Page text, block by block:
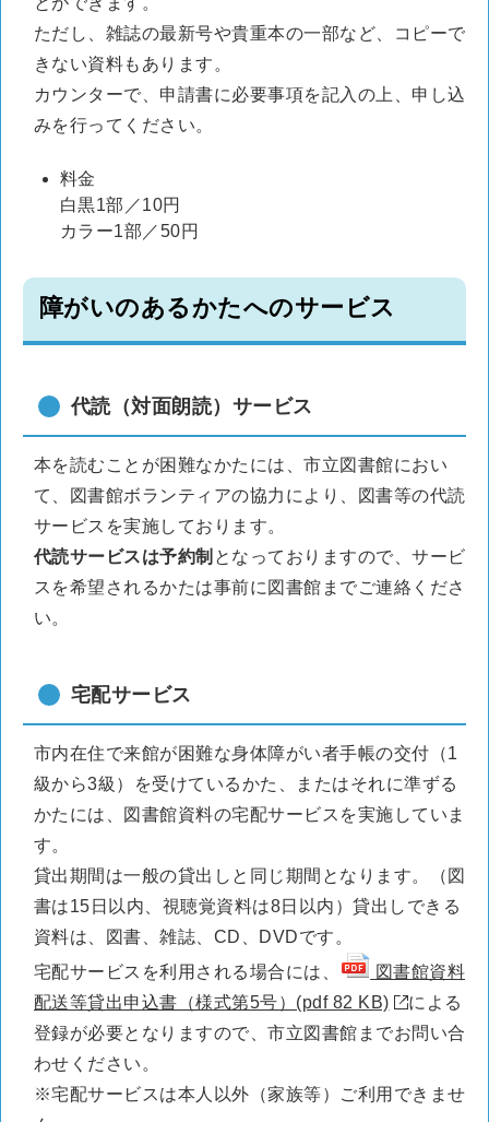
ただし、雑誌の最新号や貴重本の一部など、コピーで
きない資料もあります。
カウンターで、申請書に必要事項を記入の上、申し込
みを行ってください。
料金
白黒1部／10円
カラー1部／50円
障がいのあるかたへのサービス
代読（対面朗読）サービス
本を読むことが困難なかたには、市立図書館におい
て、図書館ボランティアの協力により、図書等の代読
サービスを実施しております。
代読サービスは予約制 となっておりますので、サービ
スを希望されるかたは事前に図書館までご連絡くださ
い。
宅配サービス
市内在住で来館が困難な身体障がい者手帳の交付（1
級から3級）を受けているかた、またはそれに準ずる
かたには、図書館資料の宅配サービスを実施していま
す。
貸出期間は一般の貸出しと同じ期間となります。（図
書は15日以内、視聴覚資料は8日以内）貸出しできる
資料は、図書、雑誌、CD、DVDです。
宅配サービスを利用される場合には、
図書館資料
配送等貸出申込書（様式第5号）(pdf 82 KB)
による
登録が必要となりますので、市立図書館までお問い合
わせください。
※宅配サービスは本人以外（家族等）ご利用できませ